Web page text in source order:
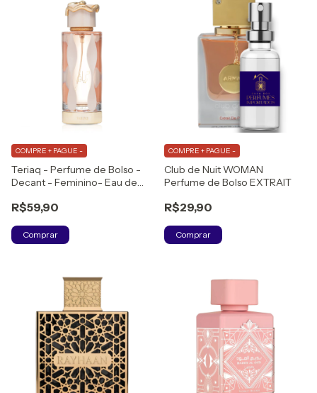
Teriaq - Perfume de Bolso -
Decant - Feminino- Eau de
R$59,90
COMPRE + PAGUE -
Comprar
Club de Nuit WOMAN
Perfume de Bolso EXTRAIT
R$29,90
COMPRE + PAGUE -
Comprar